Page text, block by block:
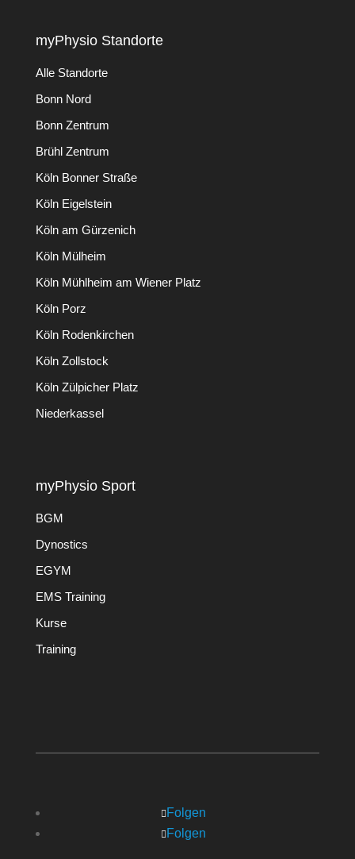
myPhysio Standorte
Alle Standorte
Bonn Nord
Bonn Zentrum
Brühl Zentrum
Köln Bonner Straße
Köln Eigelstein
Köln am Gürzenich
Köln Mülheim
Köln Mühlheim am Wiener Platz
Köln Porz
Köln Rodenkirchen
Köln Zollstock
Köln Zülpicher Platz
Niederkassel
myPhysio Sport
BGM
Dynostics
EGYM
EMS Training
Kurse
Training
Folgen
Folgen